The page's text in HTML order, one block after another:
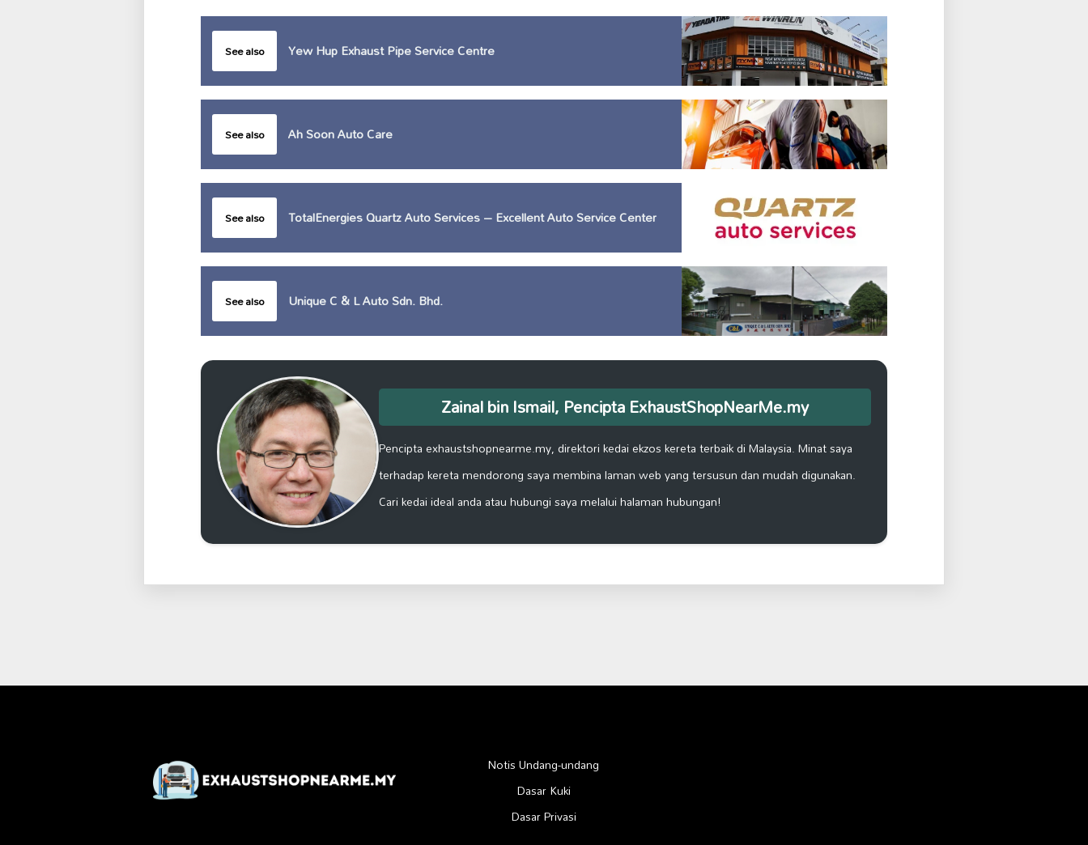
See also Yew Hup Exhaust Pipe Service Centre
See also Ah Soon Auto Care
See also TotalEnergies Quartz Auto Services – Excellent Auto Service Center
See also Unique C & L Auto Sdn. Bhd.
Zainal bin Ismail, Pencipta ExhaustShopNearMe.my
Pencipta exhaustshopnearme.my, direktori kedai ekzos kereta terbaik di Malaysia. Minat saya
terhadap kereta mendorong saya membina laman web yang tersusun dan mudah digunakan.
Cari kedai ideal anda atau hubungi saya melalui halaman hubungan!
Notis Undang-undang
Dasar Kuki
Dasar Privasi